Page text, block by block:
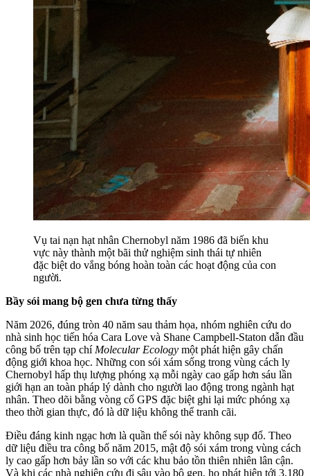
Vụ tai nạn hạt nhân Chernobyl năm 1986 đã biến khu
vực này thành một bãi thử nghiệm sinh thái tự nhiên
đặc biệt do vắng bóng hoàn toàn các hoạt động của con
người.
Bầy sói mang bộ gen chưa từng thấy
Năm 2026, đúng tròn 40 năm sau thảm họa, nhóm nghiên cứu do
nhà sinh học tiến hóa Cara Love và Shane Campbell-Staton dẫn đầu
công bố trên tạp chí Molecular Ecology một phát hiện gây chấn
động giới khoa học. Những con sói xám sống trong vùng cách ly
Chernobyl hấp thụ lượng phóng xạ mỗi ngày cao gấp hơn sáu lần
giới hạn an toàn pháp lý dành cho người lao động trong ngành hạt
nhân. Theo dõi bằng vòng cổ GPS đặc biệt ghi lại mức phóng xạ
theo thời gian thực, đó là dữ liệu không thể tranh cãi.
Điều đáng kinh ngạc hơn là quần thể sói này không sụp đổ. Theo
dữ liệu điều tra công bố năm 2015, mật độ sói xám trong vùng cách
ly cao gấp hơn bảy lần so với các khu bảo tồn thiên nhiên lân cận.
Và khi các nhà nghiên cứu đi sâu vào bộ gen, họ phát hiện tới 3.180